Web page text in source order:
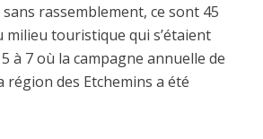
rassemblement, ce sont 45
milieu touristique qui s’étaient
à 7 où la campagne annuelle de
région des Etchemins a été